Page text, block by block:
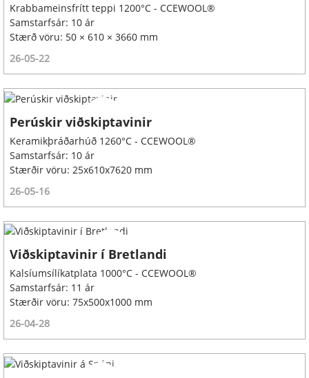
Krabbameinsfrítt teppi 1200°C - CCEWOOL®
Samstarfsár: 10 ár
Stærð vöru: 50 × 610 × 3660 mm
26-05-22
Perúskir viðskiptavinir
Keramikþráðarhúð 1260°C - CCEWOOL®
Samstarfsár: 10 ár
Stærðir vöru: 25x610x7620 mm
26-05-16
Viðskiptavinir í Bretlandi
Kalsíumsílíkatplata 1000°C - CCEWOOL®
Samstarfsár: 11 ár
Stærðir vöru: 75x500x1000 mm
26-04-28